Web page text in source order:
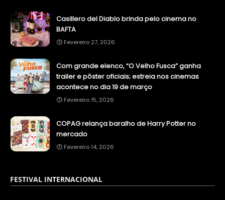
Casillero del Diablo brinda pelo cinema no
BAFTA
Fevereiro 27, 2026
Com grande elenco, “O Velho Fusca” ganha
trailer e pôster oficiais; estreia nos cinemas
acontece no dia 19 de março
Fevereiro 15, 2026
COPAG relança baralho de Harry Potter no
mercado
Fevereiro 14, 2026
FESTIVAL INTERNACIONAL